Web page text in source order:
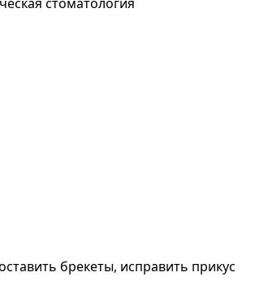
брекеты, исправить прикус